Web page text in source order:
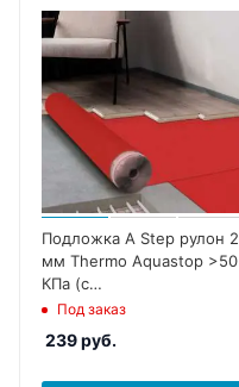
Подложка A Step рулон 2
мм Thermo Aquastop >50
КПа (с
пароизол.,оверлапом)
Под заказ
239руб.